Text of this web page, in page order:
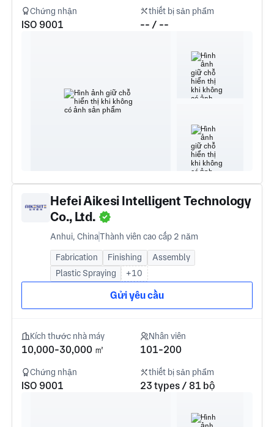
Chứng nhận
ISO 9001
thiết bị sản phẩm
-- / --
Hefei Aikesi Intelligent Technology
Co., Ltd.
Anhui, ChinaThành viên cao cấp 2 năm
Fabrication Finishing
Assembly
Plastic Spraying
+10
Gửi yêu cầu
Kích thước nhà máy
10,000-30,000 ㎡
Nhân viên
101-200
Chứng nhận
ISO 9001
thiết bị sản phẩm
23 types / 81 bộ